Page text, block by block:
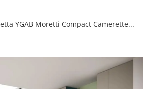
Con questa cameretta YGAB Moretti Compact Camerette, tra le soluzioni a ponte, potrai progettare stanze moderne per ragazzi.